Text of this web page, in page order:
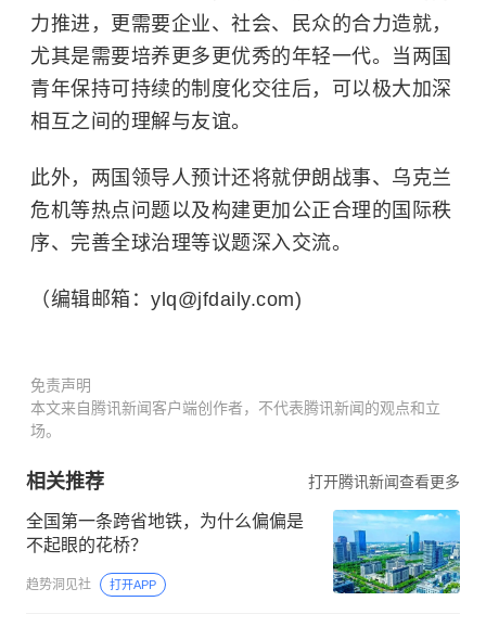
力推进，更需要企业、社会、民众的合力造就，
尤其是需要培养更多更优秀的年轻一代。当两国
青年保持可持续的制度化交往后，可以极大加深
相互之间的理解与友谊。
此外，两国领导人预计还将就伊朗战事、乌克兰
危机等热点问题以及构建更加公正合理的国际秩
序、完善全球治理等议题深入交流。
（编辑邮箱：ylq@jfdaily.com)
免责声明
本文来自腾讯新闻客户端创作者，不代表腾讯新闻的观点和立
场。
相关推荐 打开腾讯新闻查看更多
全国第一条跨省地铁，为什么偏偏是
不起眼的花桥？
趋势洞见社 打开APP